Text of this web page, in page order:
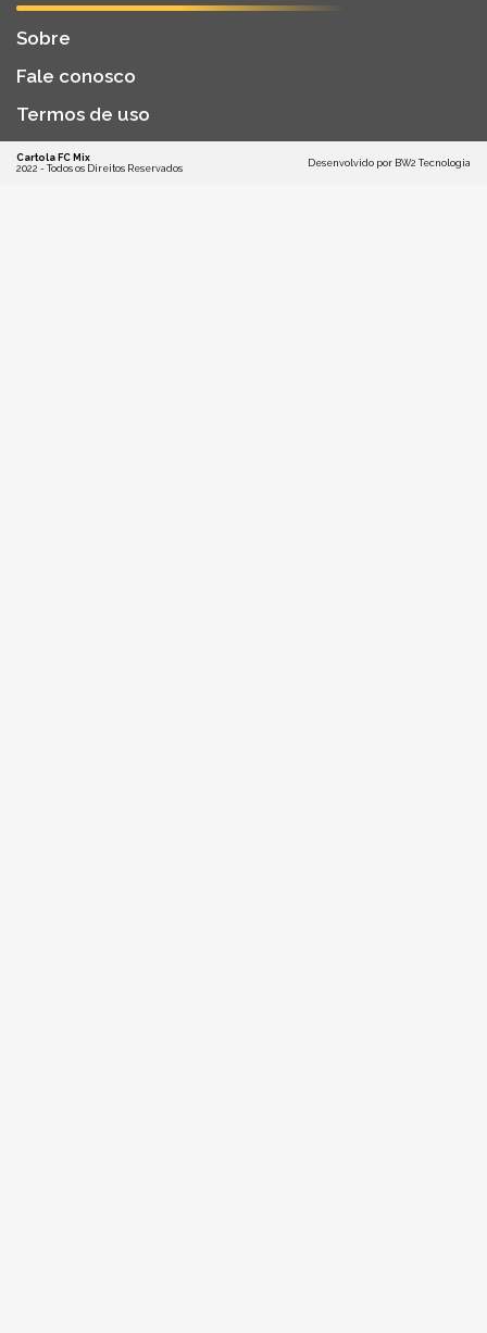
Sobre
Fale conosco
Termos de uso
Cartola FC Mix
2022 - Todos os Direitos Reservados
Desenvolvido por BW2 Tecnologia